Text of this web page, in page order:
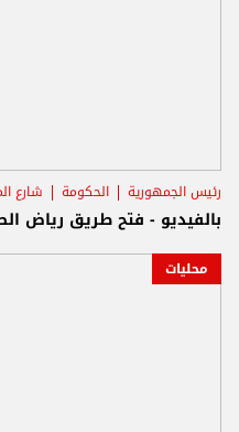
رئيس الجمهورية الحكومة شارع
بالفيديو - فتح طريق رياض
محليات